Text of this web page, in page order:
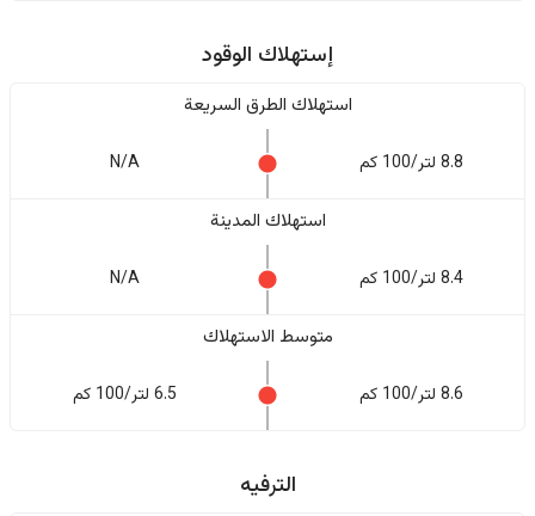
إستهلاك الوقود
استهلاك الطرق السريعة
8.8 لتر/100 كم N/A
استهلاك المدينة
8.4 لتر/100 كم N/A
متوسط الاستهلاك
8.6 لتر/100 كم 6.5 لتر/100 كم
الترفيه